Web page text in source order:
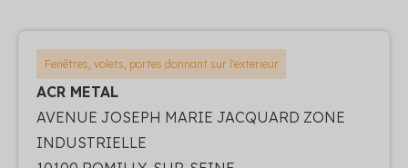
Fenêtres, volets, portes donnant sur l'exterieur
ACR METAL
AVENUE JOSEPH MARIE JACQUARD ZONE
INDUSTRIELLE